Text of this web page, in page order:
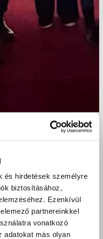
és hirdetések személyre
biztosításához,
Ezenkívül
partnereinkkel
vonatkozó
adatokat más olyan
a Szent Bazil Technikum